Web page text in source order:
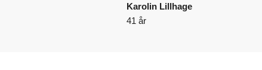
Karolin Lillhage
41 år